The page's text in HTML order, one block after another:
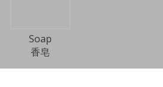
Soap
香皂